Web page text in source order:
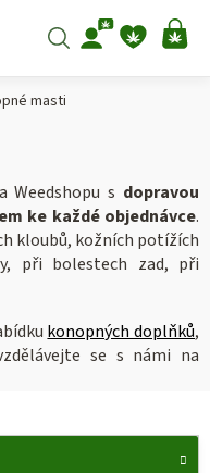
Hledat
masti
Weedshopu s dopravou
ke každé objednávce.
kloubů, kožních potížích
při bolestech zad, při
konopných doplňků,
se s námi na